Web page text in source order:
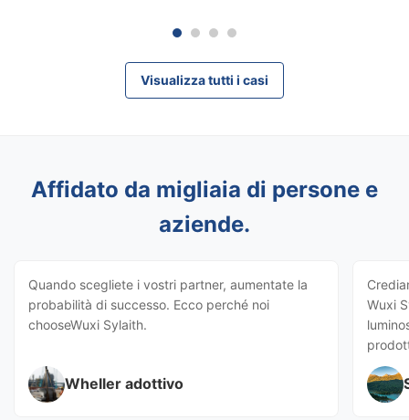
Visualizza tutti i casi
Affidato da migliaia di persone e
aziende.
Quando scegliete i vostri partner, aumentate la
probabilità di successo. Ecco perché noi
chooseWuxi Sylaith.
Wheller adottivo
Wuxi